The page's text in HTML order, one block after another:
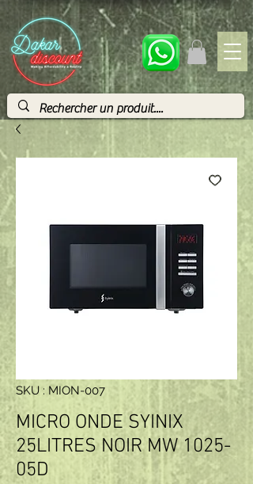
SKU : MION-007
MICRO ONDE SYINIX
25LITRES NOIR MW 1025-
05D